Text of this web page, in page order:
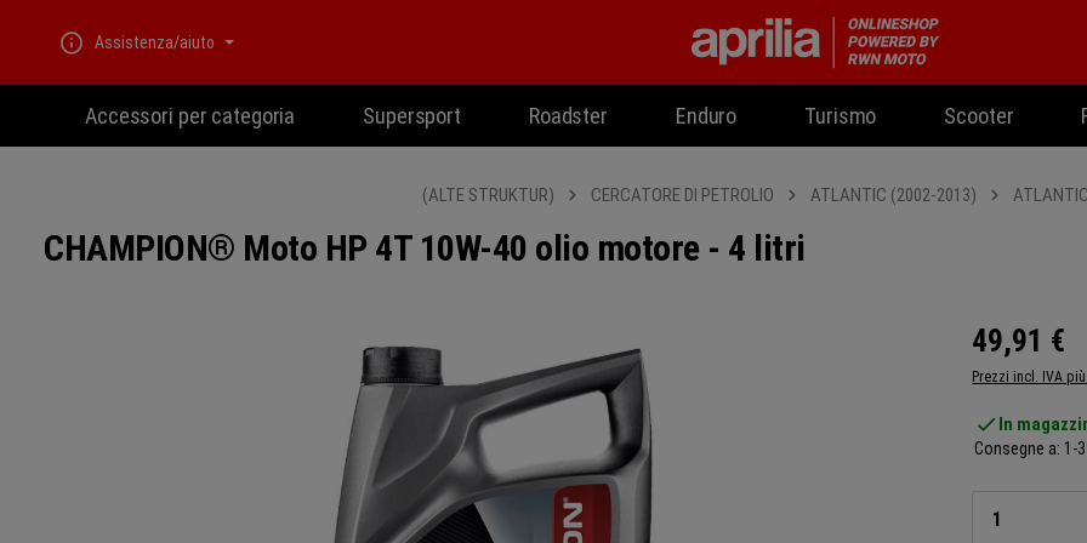
Assistenza/aiuto
Accessori per categoria Supersport Roadster Enduro Turismo Scooter
(ALTE STRUKTUR) CERCATORE DI PETROLIO ATLANTIC (2002-2013)
CHAMPION® Moto HP 4T 10W-40 olio motore - 4 litri
49,91 €
Prezzi incl. IVA
In
Consegne a: 1-